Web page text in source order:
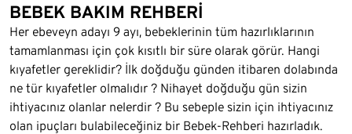
BEBEK BAKIM REHBERİ
Her ebeveyn adayı 9 ayı, bebeklerinin tüm hazırlıklarının
tamamlanması için çok kısıtlı bir süre olarak görür. Hangi
kıyafetler gereklidir? İlk doğduğu günden itibaren dolabında
ne tür kıyafetler olmalıdır ? Nihayet doğduğu gün sizin
ihtiyacınız olanlar nelerdir ? Bu sebeple sizin için ihtiyacınız
olan ipuçları bulabileceğiniz bir Bebek-Rehberi hazırladık.